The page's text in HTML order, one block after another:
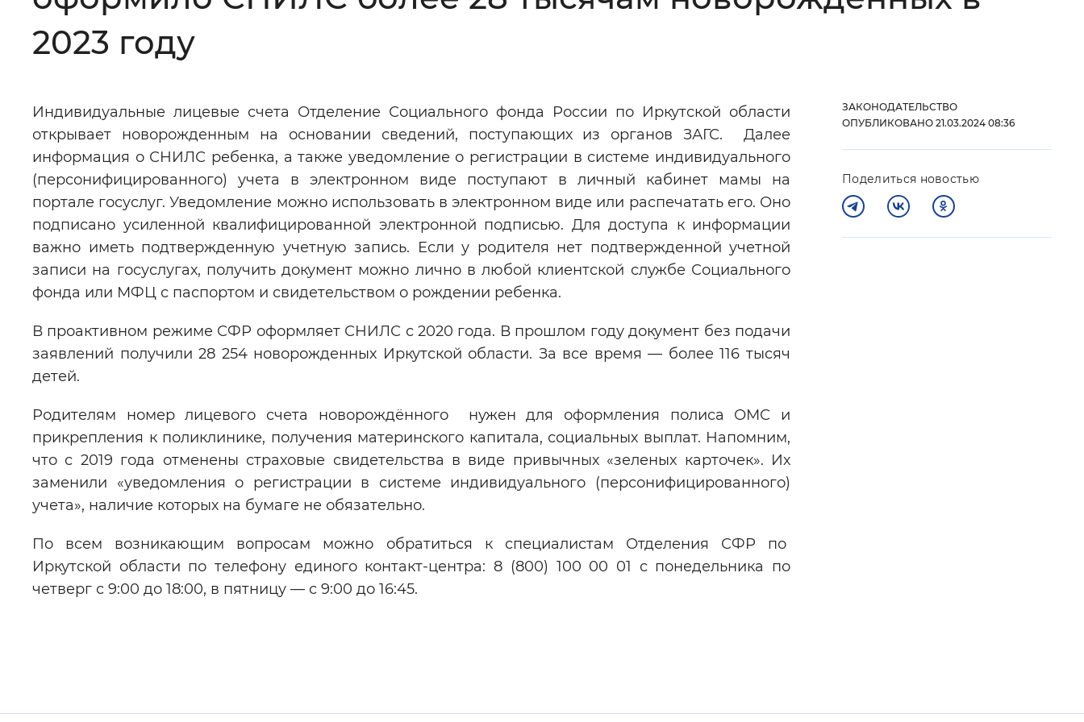
Звуковой ассистент: Воспроизвести Остановить Повторить
Вернуть стандартные настройки
2023 году
Индивидуальные лицевые счета Отделение Социального фонда России по Иркутской области
открывает новорожденным на основании сведений, поступающих из органов ЗАГС. Далее
информация о СНИЛС ребенка, а также уведомление о регистрации в системе индивидуального
(персонифицированного) учета в электронном виде поступают в личный кабинет мамы на
портале госуслуг. Уведомление можно использовать в электронном виде или распечатать его. Оно
подписано усиленной квалифицированной электронной подписью. Для доступа к информации
важно иметь подтвержденную учетную запись. Если у родителя нет подтвержденной учетной
записи на госуслугах, получить документ можно лично в любой клиентской службе Социального
фонда или МФЦ с паспортом и свидетельством о рождении ребенка.
В проактивном режиме СФР оформляет СНИЛС с 2020 года. В прошлом году документ без подачи
заявлений получили 28 254 новорожденных Иркутской области. За все время — более 116 тысяч
детей.
Родителям номер лицевого счета новорождённого нужен для оформления полиса ОМС и
прикрепления к поликлинике, получения материнского капитала, социальных выплат. Напомним,
что с 2019 года отменены страховые свидетельства в виде привычных «зеленых карточек». Их
заменили «уведомления о регистрации в системе индивидуального (персонифицированного)
учета», наличие которых на бумаге не обязательно.
По всем возникающим вопросам можно обратиться к специалистам Отделения СФР по
Иркутской области по телефону единого контакт-центра: 8 (800) 100 00 01 с понедельника по
четверг с 9:00 до 18:00, в пятницу — с 9:00 до 16:45.
ЗАКОНОДАТЕЛЬСТВО
ОПУБЛИКОВАНО 21.03.2024 08:36
Поделиться новостью